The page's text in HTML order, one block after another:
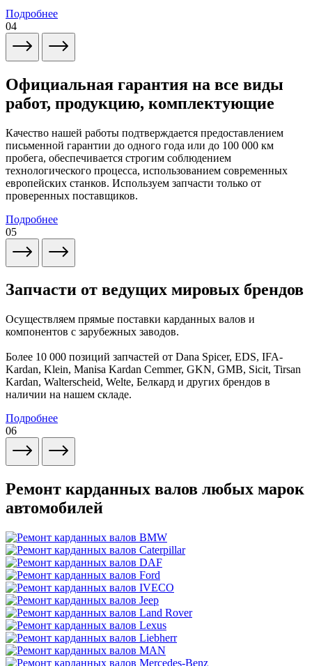
Подробнее
04
Официальная гарантия на все виды
работ, продукцию, комплектующие
Качество нашей работы подтверждается предоставлением
письменной гарантии до одного года или до 100 000 км
пробега, обеспечивается строгим соблюдением
технологического процесса, использованием современных
европейских станков. Используем запчасти только от
проверенных поставщиков.
Подробнее
05
Запчасти от ведущих мировых брендов
Осуществляем прямые поставки карданных валов и
компонентов с зарубежных заводов.
Более 10 000 позиций запчастей от Dana Spicer, EDS, IFA-
Kardan, Klein, Manisa Kardan Cemmer, GKN, GMB, Sicit, Tirsan
Kardan, Walterscheid, Welte, Белкард и других брендов в
наличии на нашем складе.
Подробнее
06
Ремонт карданных валов любых марок
автомобилей